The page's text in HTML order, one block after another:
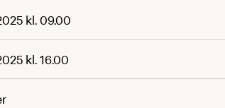
kl. 09.00
kl. 16.00